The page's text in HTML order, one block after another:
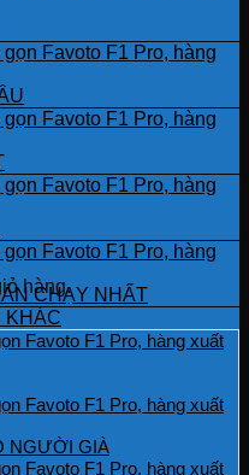
hàng.
CHẠY NHẤT
KHÁC
NGƯỜI GIÀ